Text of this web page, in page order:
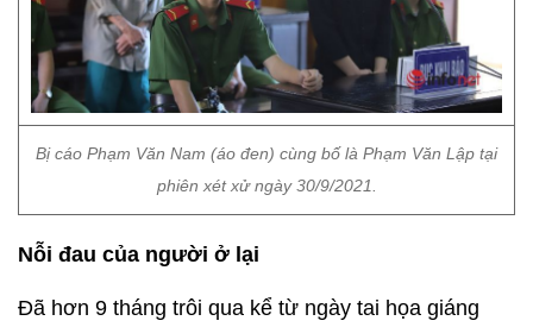
Bị cáo Phạm Văn Nam (áo đen) cùng bố là Phạm Văn Lập tại
phiên xét xử ngày 30/9/2021.
Nỗi đau của người ở lại
Đã hơn 9 tháng trôi qua kể từ ngày tai họa giáng